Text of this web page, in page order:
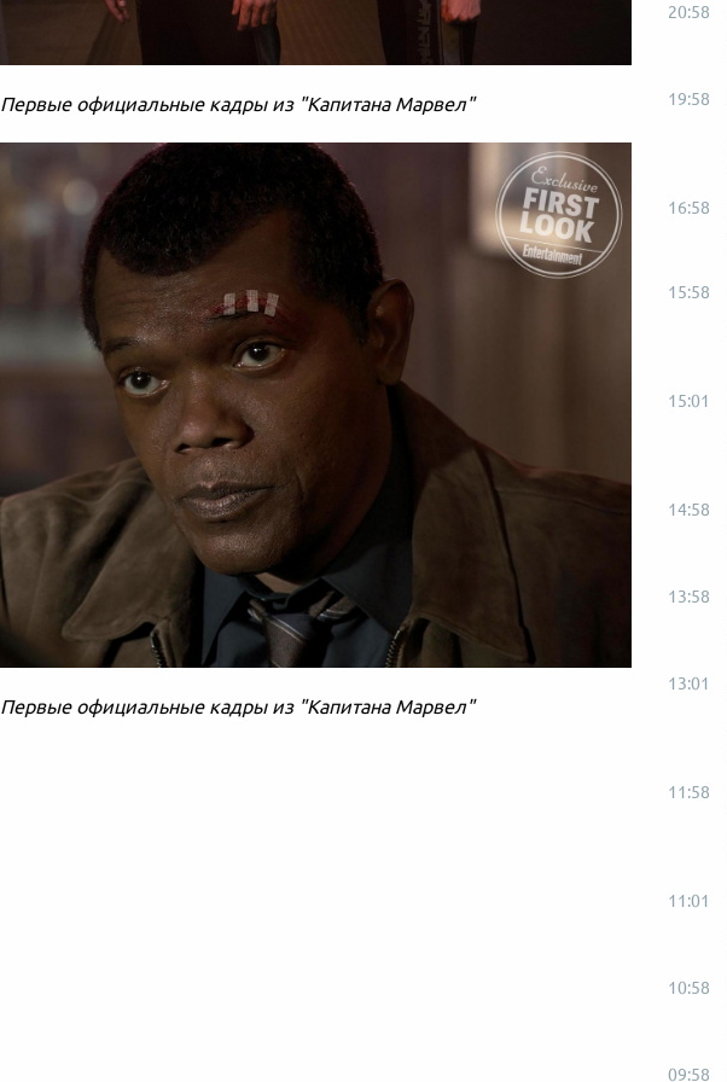
Первые официальные кадры из "Капитана Марвел"
Первые официальные кадры из "Капитана Марвел"
20:58
19:58
16:58
15:58
15:01
14:58
13:58
13:01
11:58
11:01
10:58
09:58